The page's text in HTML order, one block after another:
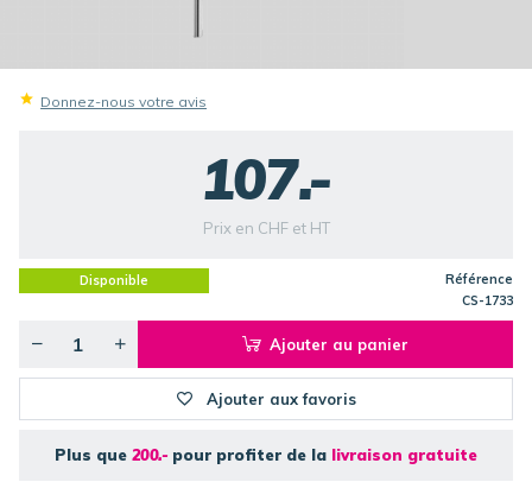
Donnez-nous votre avis
107.-
Prix en CHF et HT
Disponible
Référence
CS-1733
Ajouter au panier
Ajouter aux favoris
Plus que 200.- pour profiter de la livraison gratuite